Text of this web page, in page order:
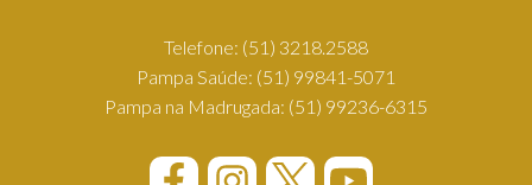
Telefone: (51) 3218.2588
Pampa Saúde: (51) 99841-5071
Pampa na Madrugada: (51) 99236-6315